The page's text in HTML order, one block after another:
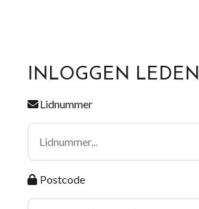
INLOGGEN LEDEN
Lidnummer
Postcode